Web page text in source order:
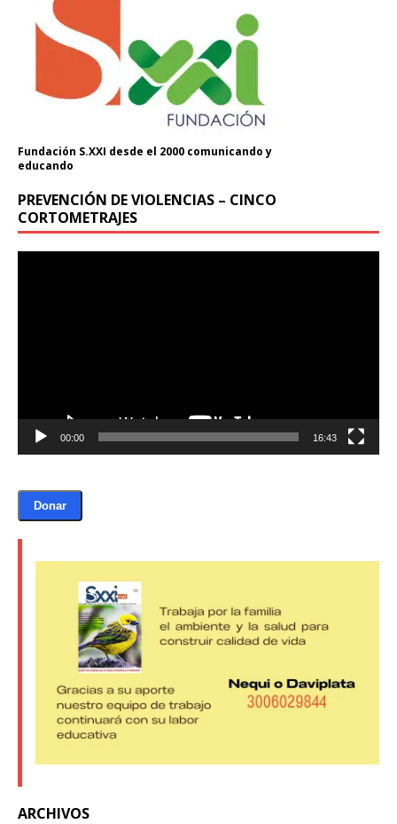
Fundación S.XXI desde el 2000 comunicando y
educando
PREVENCIÓN DE VIOLENCIAS – CINCO
CORTOMETRAJES
00:00 16:43
$1.00
Donar
ARCHIVOS